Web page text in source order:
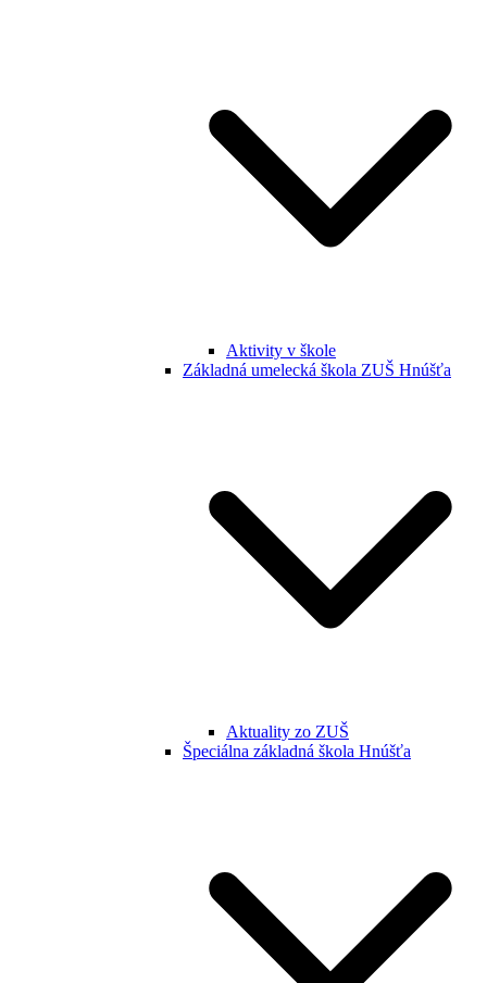
Aktivity v škole
Základná umelecká škola ZUŠ Hnúšťa
Aktuality zo ZUŠ
Špeciálna základná škola Hnúšťa